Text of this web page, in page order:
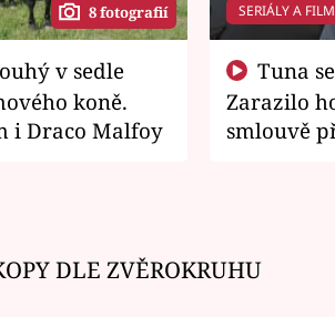
8 fotografií
koně.
i Draco Malfoy
SERIÁLY A
Zarazilo
smlouvě
DLE ZVĚROKRUHU